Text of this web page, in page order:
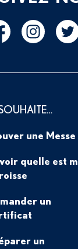
une Messe
quelle est
un
un